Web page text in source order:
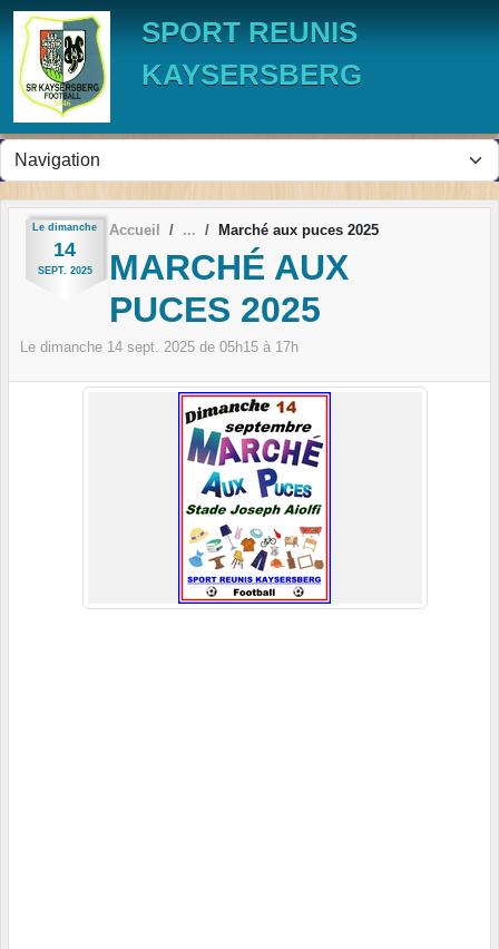
SPORT REUNIS
KAYSERSBERG
Le dimanche
14
SEPT. 2025
Accueil Marché aux puces 2025
MARCHÉ AUX
PUCES 2025
Le dimanche 14 sept. 2025 de 05h15 à 17h
Panneau de gestion des cookies